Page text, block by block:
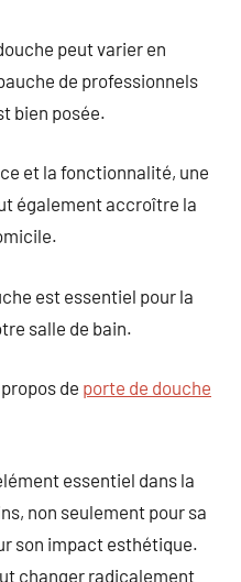
peut varier en
de professionnels
bien posée.
et la fonctionnalité, une
également accroître la
est essentiel pour la
salle de bain.
de porte de douche
essentiel dans la
non seulement pour sa
son impact esthétique.
changer radicalement